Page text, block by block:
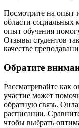
Посмотрите на опыт
области социальных
опыт обучения
Отзывы студентов
качестве
Обратите
Рассматривайте как
участие может
обратную связь.
расписании.
чтобы выбрать